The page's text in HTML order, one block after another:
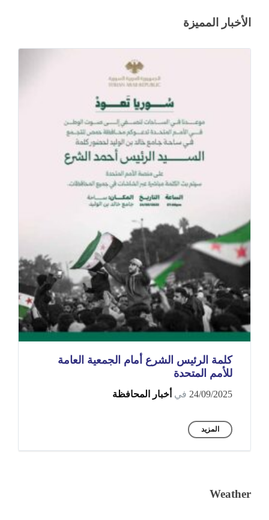
الأخبار المميزة
كلمة الرئيس الشرع أمام الجمعية العامة
للأمم المتحدة
24/09/2025 في أخبار المحافظة
المزيد
Weather